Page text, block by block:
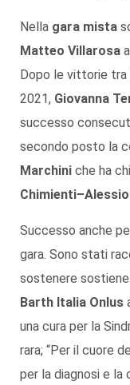
Nella gara mista
Matteo Villarosa
Dopo le vittorie tra
2021, Giovanna
successo
secondo posto la
Marchini che ha
Chimienti–
Successo anche
gara. Sono stati
sostenere sostiene
Barth Italia Onlus
una cura per la
rara; “Per il cuore
per la diagnosi e la